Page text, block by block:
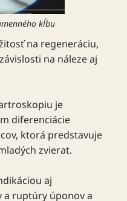
kĺbu
na regeneráciu,
na náleze aj
je
diferenciácie
ktorá predstavuje
zvierat.
aj
a ruptúry úponov a